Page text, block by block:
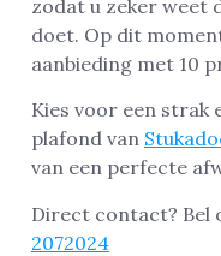
zodat u zeker weet
doet. Op dit
aanbieding met 10
Kies voor een strak
plafond van
van een perfecte
Direct contact? Bel
2072024